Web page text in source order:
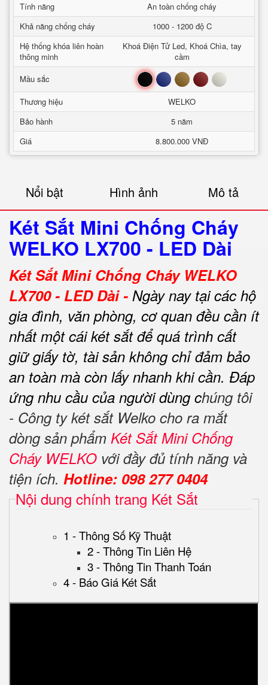
Tính năng
An toàn chống cháy
Khả năng chống cháy
1000 - 1200 độ C
Hệ thống khóa liên hoàn
thông minh
Khoá Điện Tử Led, Khoá Chìa, tay
cầm
Mầu sắc
Đen Xanh Nâu Đỏ Trắng
Thương hiệu
WELKO
Bảo hành
5 năm
Giá
8.800.000 VNĐ
Nổi bật Hình ảnh Mô tả
Két Sắt Mini Chống Cháy
WELKO LX700 - LED Dài
Két Sắt Mini Chống Cháy WELKO
LX700 - LED Dài - Ngày nay tại các hộ
gia đình, văn phòng, cơ quan đều cần ít
nhất một cái két sắt để quá trình cất
giữ giấy tờ, tài sản không chỉ đảm bảo
an toàn mà còn lấy nhanh khi cần. Đáp
ứng nhu cầu của người dùng chúng tôi
- Công ty két sắt Welko cho ra mắt
dòng sản phẩm Két Sắt Mini Chống
Cháy WELKO với đầy đủ tính năng và
tiện ích. Hotline: 098 277 0404
Nội dung chính trang Két Sắt
1 - Thông Số Kỹ Thuật
2 - Thông Tin Liên Hệ
3 - Thông Tin Thanh Toán
4 - Báo Giá Két Sắt